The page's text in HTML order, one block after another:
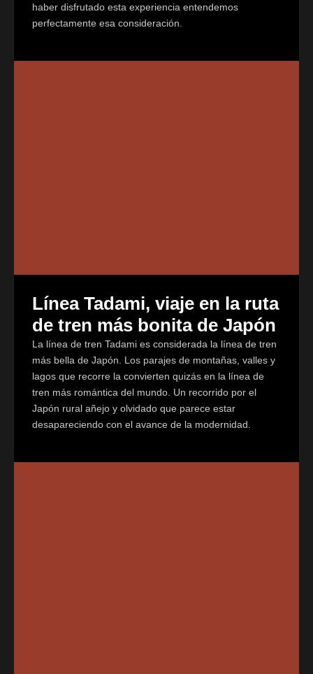
haber disfrutado esta experiencia entendemos
perfectamente esa consideración.
Línea Tadami, viaje en la ruta
de tren más bonita de Japón
La línea de tren Tadami es considerada la línea de tren
más bella de Japón. Los parajes de montañas, valles y
lagos que recorre la convierten quizás en la línea de
tren más romántica del mundo. Un recorrido por el
Japón rural añejo y olvidado que parece estar
desapareciendo con el avance de la modernidad.